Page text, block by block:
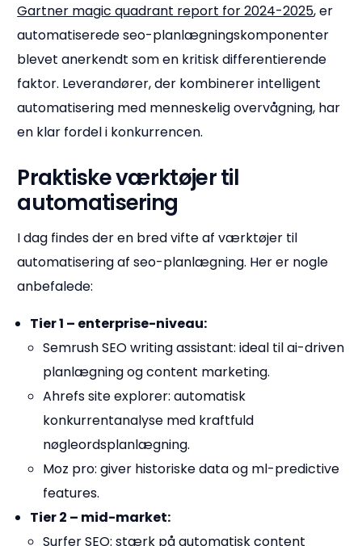
Gartner magic quadrant report for 2024-2025, er
automatiserede seo-planlægningskomponenter
blevet anerkendt som en kritisk differentierende
faktor. Leverandører, der kombinerer intelligent
automatisering med menneskelig overvågning, har
en klar fordel i konkurrencen.
Praktiske værktøjer til
automatisering
I dag findes der en bred vifte af værktøjer til
automatisering af seo-planlægning. Her er nogle
anbefalede:
Tier 1 – enterprise-niveau:
Semrush SEO writing assistant: ideal til ai-driven
planlægning og content marketing.
Ahrefs site explorer: automatisk
konkurrentanalyse med kraftfuld
nøgleordsplanlægning.
Moz pro: giver historiske data og ml-predictive
features.
Tier 2 – mid-market:
Surfer SEO: stærk på automatisk content